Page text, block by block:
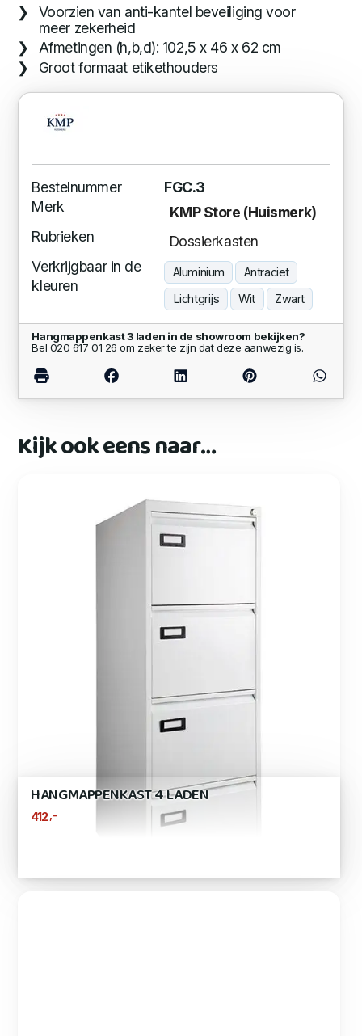
Voorzien van anti-kantel beveiliging voor
meer zekerheid
Afmetingen (h,b,d): 102,5 x 46 x 62 cm
Groot formaat etikethouders
Bestelnummer
FGC.3
Merk
KMP Store (Huismerk)
Rubrieken
Dossierkasten
Verkrijgbaar in de
kleuren
Aluminium
Antraciet
Lichtgrijs
Wit Zwart
Hangmappenkast 3 laden in de showroom bekijken?
Bel 020 617 01 26 om zeker te zijn dat deze aanwezig is.
Kijk ook eens naar…
HANGMAPPENKAST 4 LADEN
412,-